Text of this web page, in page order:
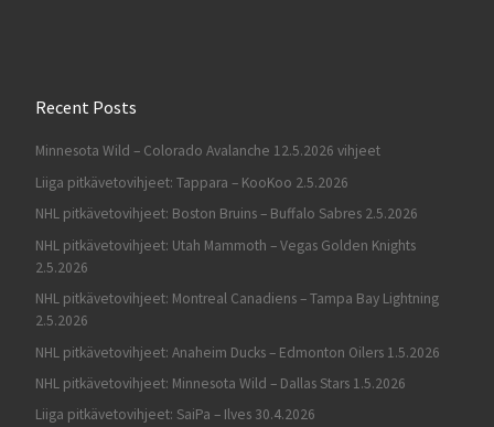
Recent Posts
Minnesota Wild – Colorado Avalanche 12.5.2026 vihjeet
Liiga pitkävetovihjeet: Tappara – KooKoo 2.5.2026
NHL pitkävetovihjeet: Boston Bruins – Buffalo Sabres 2.5.2026
NHL pitkävetovihjeet: Utah Mammoth – Vegas Golden Knights
2.5.2026
NHL pitkävetovihjeet: Montreal Canadiens – Tampa Bay Lightning
2.5.2026
NHL pitkävetovihjeet: Anaheim Ducks – Edmonton Oilers 1.5.2026
NHL pitkävetovihjeet: Minnesota Wild – Dallas Stars 1.5.2026
Liiga pitkävetovihjeet: SaiPa – Ilves 30.4.2026